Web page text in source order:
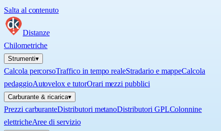
Salta al contenuto
Distanze
Chilometriche
Strumenti▾
Calcola percorsoTraffico in tempo realeStradario e mappeCalcola
pedaggioAutovelox e tutorOrari mezzi pubblici
Carburante & ricarica▾
Prezzi carburanteDistributori metanoDistributori GPLColonnine
elettricheAree di servizio